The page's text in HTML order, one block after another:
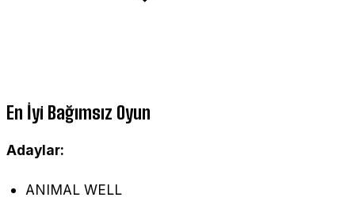
En İyi Bağımsız Oyun
Adaylar:
ANIMAL WELL